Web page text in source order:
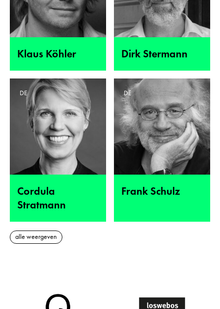
Klaus Köhler Dirk Stermann
Cordula
Stratmann
DE
Frank Schulz
DE
alle weergeven